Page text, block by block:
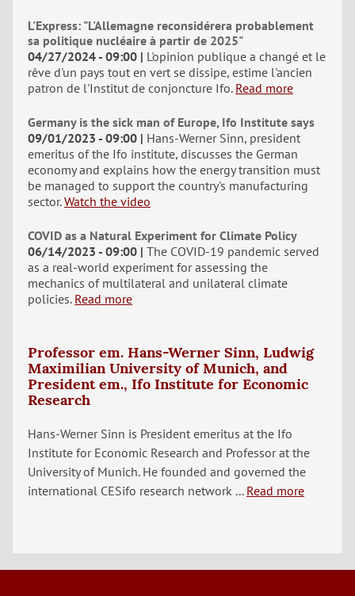
L'Express: "L'Allemagne reconsidérera probablement
sa politique nucléaire à partir de 2025"
04/27/2024 - 09:00
L'opinion publique a changé et le
rêve d'un pays tout en vert se dissipe, estime l'ancien
patron de l'Institut de conjoncture Ifo. Read more
Germany is the sick man of Europe, Ifo Institute says
09/01/2023 - 09:00
Hans-Werner Sinn, president
emeritus of the Ifo institute, discusses the German
economy and explains how the energy transition must
be managed to support the country's manufacturing
sector. Watch the video
COVID as a Natural Experiment for Climate Policy
06/14/2023 - 09:00 The COVID-19 pandemic served
as a real-world experiment for assessing the
mechanics of multilateral and unilateral climate
policies. Read more
Professor em. Hans-Werner Sinn, Ludwig
Maximilian University of Munich, and
President em., Ifo Institute for Economic
Research
Hans-Werner Sinn is President emeritus at the Ifo
Institute for Economic Research and Professor at the
University of Munich. He founded and governed the
international CESifo research network ... Read more